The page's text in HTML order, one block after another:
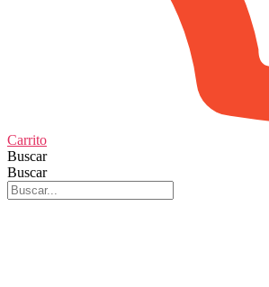
Carrito
Buscar
Buscar